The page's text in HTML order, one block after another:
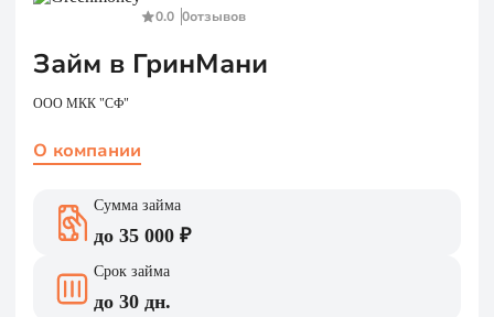
0.0 0отзывов
Займ в ГринМани
ООО МКК "СФ"
О компании
Сумма займа
до 35 000 ₽
Срок займа
до 30 дн.